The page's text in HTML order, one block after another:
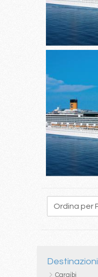
143 144
Destinazioni
Caraibi